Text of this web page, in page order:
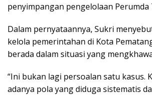
penyimpangan pengelolaan Perumda
Dalam pernyataannya, Sukri
kelola pemerintahan di Kota
berada dalam situasi yang
“Ini bukan lagi persoalan satu kasus.
adanya pola yang diduga sistematis